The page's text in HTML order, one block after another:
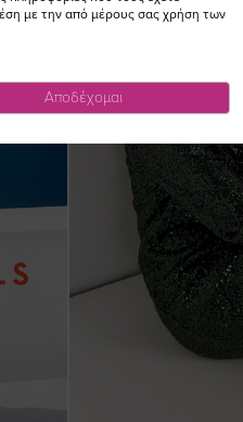
με την από μέρους σας χρήση των
Αποδέχομαι